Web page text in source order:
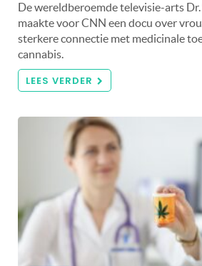
De wereldberoemde televisie-arts
maakte voor CNN een docu over
sterkere connectie met medicinale
cannabis.
LEES VERDER